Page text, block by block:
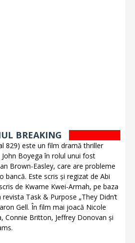
BREAKING
829) este un film dramă thriller
Boyega în rolul unui fost
Brown-Easley, care are probleme
bancă. Este scris și regizat de Abi
de Kwame Kwei-Armah, pe baza
Task & Purpose „They Didn’t
Gell. În film mai joacă Nicole
Connie Britton, Jeffrey Donovan și